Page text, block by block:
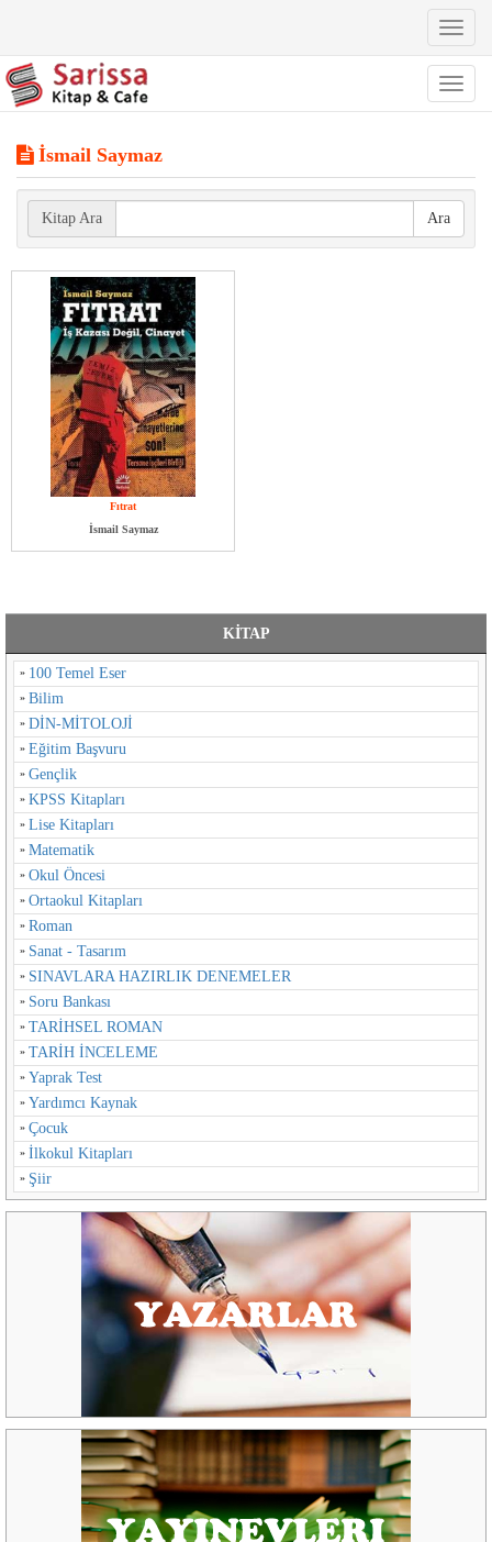
Toggle
Toggle
İsmail Saymaz
Kitap Ara Ara
Fıtrat
İsmail Saymaz
KİTAP
100 Temel Eser
Bilim
DİN-MİTOLOJİ
Eğitim Başvuru
Gençlik
KPSS Kitapları
Lise Kitapları
Matematik
Okul Öncesi
Ortaokul Kitapları
Roman
Sanat - Tasarım
SINAVLARA HAZIRLIK DENEMELER
Soru Bankası
TARİHSEL ROMAN
TARİH İNCELEME
Yaprak Test
Yardımcı Kaynak
Çocuk
İlkokul Kitapları
Şiir